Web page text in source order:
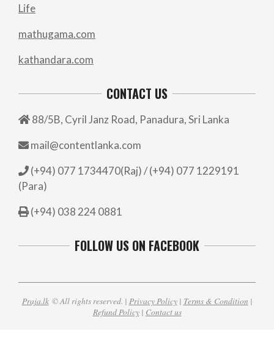
Life
mathugama.com
kathandara.com
CONTACT US
88/5B, Cyril Janz Road, Panadura, Sri Lanka
mail@contentlanka.com
(+94) 077 1734470(Raj) / (+94) 077 1229191
(Para)
(+94) 038 224 0881
FOLLOW US ON FACEBOOK
Praja.lk© All rights reserved. | Privacy Policy| Terms & Condition |
Refund Policy| Contact us